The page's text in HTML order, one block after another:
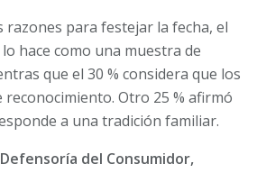
razones para festejar la fecha, el
hace como una muestra de
que el 30 % considera que los
reconocimiento. Otro 25 % afirmó
a una tradición familiar.
del Consumidor,